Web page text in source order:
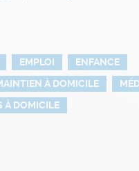
EMPLOI
ENFANCE
À DOMICILE
À DOMICILE